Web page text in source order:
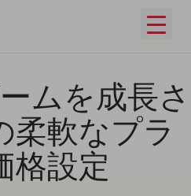
メイ
ムを成長さ
柔軟なプラ
格設定